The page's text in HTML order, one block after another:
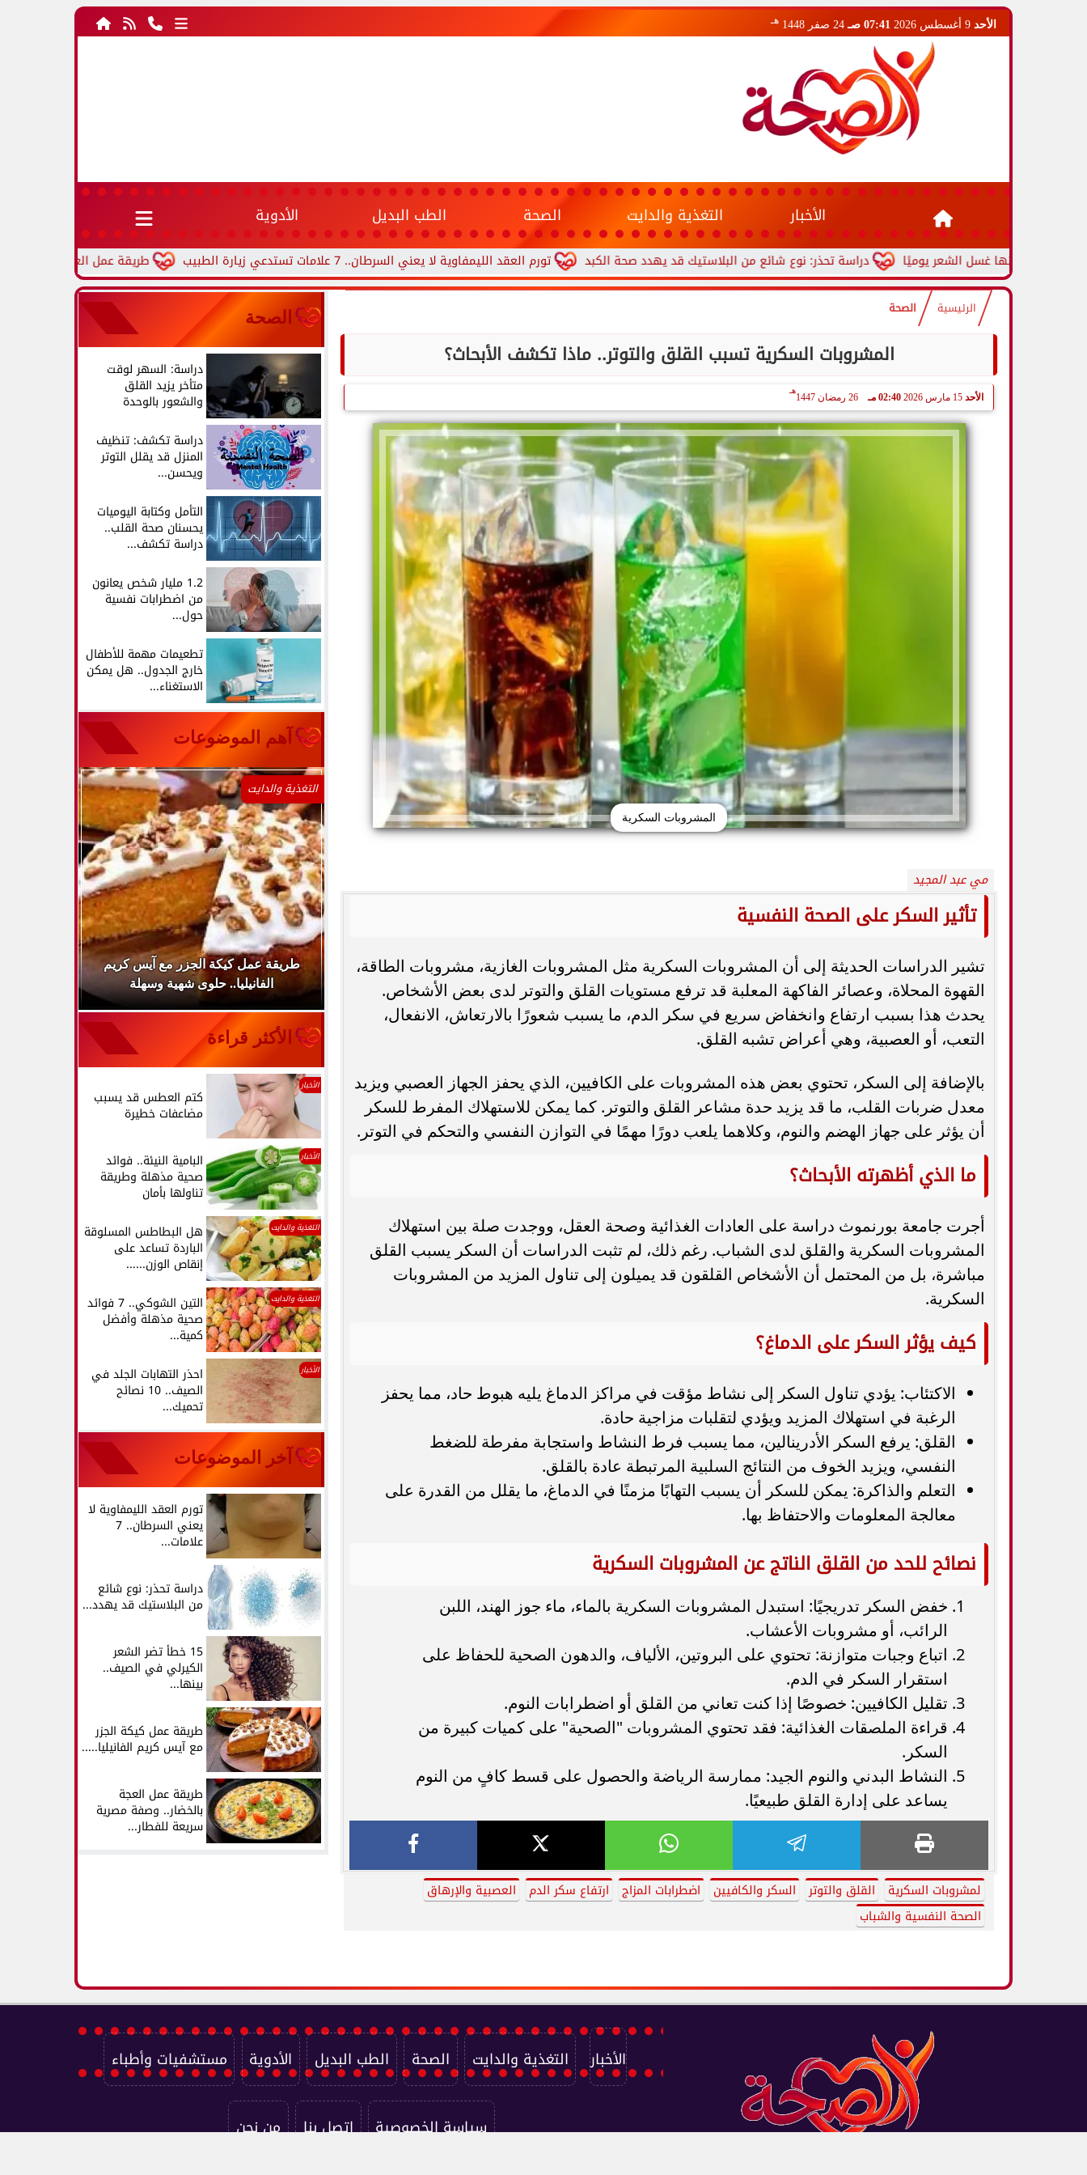
الأحد 07:41 صـ 24 صفر 1448 هـ
الأخبار التغذية والدايت الصحة الطب البديل الأدوية
طريقة عمل العجة بالخضار.. وصفة تورم العقد الليمفاوية لا يعني السرطان.. 7 علامات تستدعي زيارة الطبيب دراسة تحذر: نوع شائع من البلاستيك قد يهدد صحة الكبد
الرئيسية الصحة
المشروبات السكرية تسبب القلق والتوتر.. ماذا تكشف الأبحاث؟
الأحد 15 مارس 2026 02:40 مـ 26 رمضان 1447
هـ
المشروبات السكرية
مي عبد المجيد
تأثير السكر على الصحة النفسية
تشير الدراسات الحديثة إلى أن المشروبات السكرية مثل المشروبات الغازية، مشروبات الطاقة،
القهوة المحلاة، وعصائر الفاكهة المعلبة قد ترفع مستويات القلق والتوتر لدى بعض الأشخاص.
يحدث هذا بسبب ارتفاع وانخفاض سريع في سكر الدم، ما يسبب شعورًا بالارتعاش، الانفعال،
التعب، أو العصبية، وهي أعراض تشبه القلق.
بالإضافة إلى السكر، تحتوي بعض هذه المشروبات على الكافيين، الذي يحفز الجهاز العصبي ويزيد
معدل ضربات القلب، ما قد يزيد حدة مشاعر القلق والتوتر. كما يمكن للاستهلاك المفرط للسكر
أن يؤثر على جهاز الهضم والنوم، وكلاهما يلعب دورًا مهمًا في التوازن النفسي والتحكم في التوتر.
ما الذي أظهرته الأبحاث؟
أجرت جامعة بورنموث دراسة على العادات الغذائية وصحة العقل، ووجدت صلة بين استهلاك
المشروبات السكرية والقلق لدى الشباب. رغم ذلك، لم تثبت الدراسات أن السكر يسبب القلق
مباشرة، بل من المحتمل أن الأشخاص القلقون قد يميلون إلى تناول المزيد من المشروبات
السكرية.
كيف يؤثر السكر على الدماغ؟
الاكتئاب: يؤدي تناول السكر إلى نشاط مؤقت في مراكز الدماغ يليه هبوط حاد، مما يحفز
الرغبة في استهلاك المزيد ويؤدي لتقلبات مزاجية حادة.
القلق: يرفع السكر الأدرينالين، مما يسبب فرط النشاط واستجابة مفرطة للضغط
النفسي، ويزيد الخوف من النتائج السلبية المرتبطة عادة بالقلق.
التعلم والذاكرة: يمكن للسكر أن يسبب التهابًا مزمنًا في الدماغ، ما يقلل من القدرة على
معالجة المعلومات والاحتفاظ بها.
نصائح للحد من القلق الناتج عن المشروبات السكرية
خفض السكر تدريجيًا: استبدل المشروبات السكرية بالماء، ماء جوز الهند، اللبن
الرائب، أو مشروبات الأعشاب.
اتباع وجبات متوازنة: تحتوي على البروتين، الألياف، والدهون الصحية للحفاظ على
استقرار السكر في الدم.
تقليل الكافيين: خصوصًا إذا كنت تعاني من القلق أو اضطرابات النوم.
قراءة الملصقات الغذائية: فقد تحتوي المشروبات "الصحية" على كميات كبيرة من
السكر.
النشاط البدني والنوم الجيد: ممارسة الرياضة والحصول على قسط كافٍ من النوم
يساعد على إدارة القلق طبيعيًا.
لمشروبات السكرية القلق والتوتر السكر والكافيين اضطرابات المزاج ارتفاع سكر الدم
العصبية والإرهاق
الصحة النفسية والشباب
الصحة
دراسة: السهر لوقت
متأخر يزيد القلق
والشعور بالوحدة
دراسة تكشف: تنظيف
المنزل قد يقلل التوتر
ويحسن...
التأمل وكتابة اليوميات
يحسنان صحة القلب..
دراسة تكشف...
1.2 مليار شخص يعانون
من اضطرابات نفسية
حول...
تطعيمات مهمة للأطفال
خارج الجدول.. هل يمكن
الاستغناء...
آهم الموضوعات
تورم العقد الليمفاوية لا يعني السرطان.. 7
علامات تستدعي زيارة الطبيب
دراسة تحذر: نوع شائع من البلاستيك قد يهدد
صحة الكبد
15 خطأ تضر الشعر الكيرلي في الصيف.. بينها
غسل الشعر يوميًا
التغذية والدايت
طريقة عمل كيكة الجزر مع آيس كريم
الفانيليا.. حلوى شهية وسهلة
الأكثر قراءة
الأخبار
كتم العطس قد يسبب
مضاعفات خطيرة
الأخبار البامية النيئة.. فوائد
صحية مذهلة وطريقة
تناولها بأمان
التغذية والدايت هل البطاطس المسلوقة
الباردة تساعد على
إنقاص الوزن......
التغذية والدايت التين الشوكي.. 7 فوائد
صحية مذهلة وأفضل
كمية...
الأخبار احذر التهابات الجلد في
الصيف.. 10 نصائح
تحميك...
آخر الموضوعات
تورم العقد الليمفاوية لا
يعني السرطان.. 7
علامات...
دراسة تحذر: نوع شائع
من البلاستيك قد يهدد...
15 خطأ تضر الشعر
الكيرلي في الصيف..
بينها...
طريقة عمل كيكة الجزر
مع آيس كريم الفانيليا.....
طريقة عمل العجة
بالخضار.. وصفة مصرية
سريعة للفطار...
الأخبار التغذية والدايت الصحة الطب البديل الأدوية مستشفيات وأطباء
سياسة الخصوصية اتصل بنا من نحن